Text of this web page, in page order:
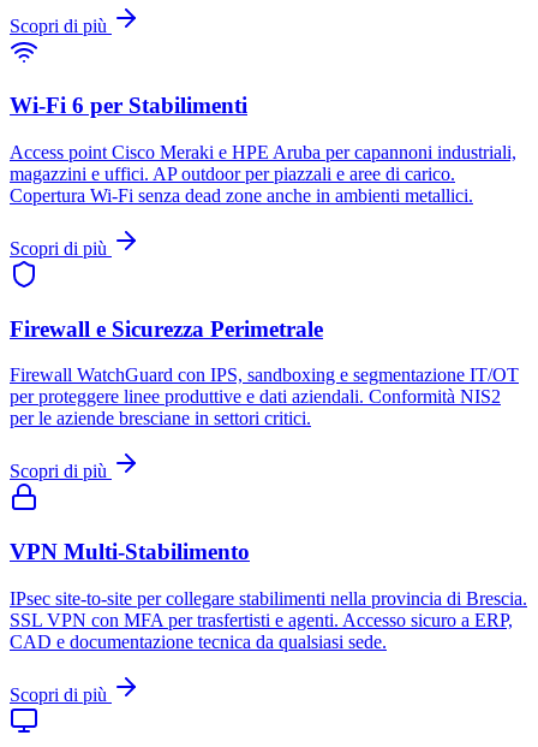
Scopri di più
Wi-Fi 6 per Stabilimenti
Access point Cisco Meraki e HPE Aruba per capannoni industriali,
magazzini e uffici. AP outdoor per piazzali e aree di carico.
Copertura Wi-Fi senza dead zone anche in ambienti metallici.
Scopri di più
Firewall e Sicurezza Perimetrale
Firewall WatchGuard con IPS, sandboxing e segmentazione IT/OT
per proteggere linee produttive e dati aziendali. Conformità NIS2
per le aziende bresciane in settori critici.
Scopri di più
VPN Multi-Stabilimento
IPsec site-to-site per collegare stabilimenti nella provincia di Brescia.
SSL VPN con MFA per trasfertisti e agenti. Accesso sicuro a ERP,
CAD e documentazione tecnica da qualsiasi sede.
Scopri di più